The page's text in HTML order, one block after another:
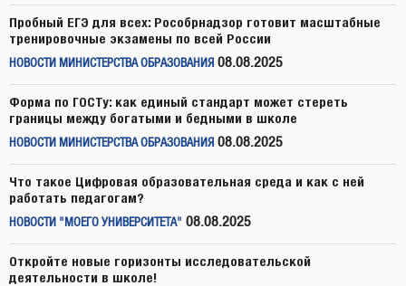
Пробный ЕГЭ для всех: Рособрнадзор готовит масштабные
тренировочные экзамены по всей России
НОВОСТИ МИНИСТЕРСТВА ОБРАЗОВАНИЯ 08.08.2025
Форма по ГОСТу: как единый стандарт может стереть
границы между богатыми и бедными в школе
НОВОСТИ МИНИСТЕРСТВА ОБРАЗОВАНИЯ 08.08.2025
Что такое Цифровая образовательная среда и как с ней
работать педагогам?
НОВОСТИ "МОЕГО УНИВЕРСИТЕТА" 08.08.2025
Откройте новые горизонты исследовательской
деятельности в школе!